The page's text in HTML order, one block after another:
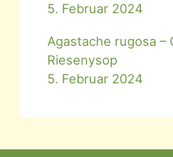
5. Februar 2024
Agastache rugosa –
Riesenysop
5. Februar 2024